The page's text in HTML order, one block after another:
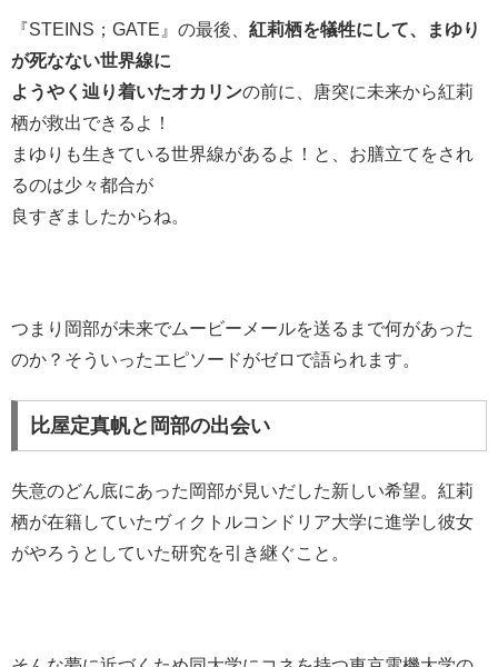
『STEINS；GATE』の最後、 紅莉栖を犠牲にして、まゆり
が死なない世界線に
ようやく辿り着いたオカリンの前に、唐突に未来から紅莉
栖が救出できるよ！
まゆりも生きている世界線があるよ！と、お膳立てをされ
るのは少々都合が
良すぎましたからね。
つまり岡部が未来でムービーメールを送るまで何があった
のか？そういったエピソードがゼロで語られます。
比屋定真帆と岡部の出会い
失意のどん底にあった岡部が見いだした新しい希望。紅莉
栖が在籍していたヴィクトルコンドリア大学に進学し彼女
がやろうとしていた研究を引き継ぐこと。